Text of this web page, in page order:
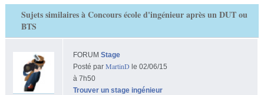
Sujets similaires à Concours école d'ingénieur après un DUT ou
BTS
FORUM Stage
Posté par MartinD le 02/06/15
à 7h50
Trouver un stage ingénieur